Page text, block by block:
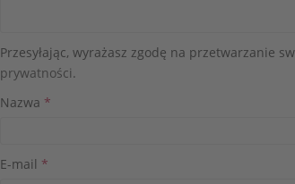
Przesyłając, wyrażasz zgodę na przetwarzanie
prywatności.
Nazwa *
E-mail *